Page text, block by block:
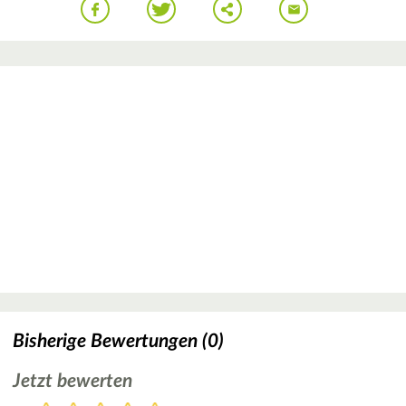
Bisherige Bewertungen (0)
Jetzt bewerten